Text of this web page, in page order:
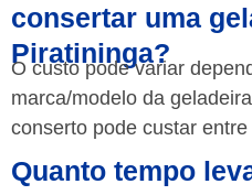
consertar uma
Piratininga?
O custo pode variar
marca/modelo da
conserto pode custar
Quanto tempo